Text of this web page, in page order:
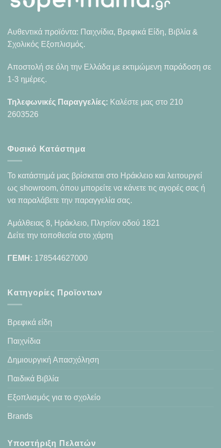
Αυθεντικά προϊόντα: Παιχνίδια, Βρεφικά Είδη, Βιβλία &
Σχολικός Εξοπλισμός.
Αποστολή σε όλη την Ελλάδα με εκτιμώμενη παράδοση σε
1-3 ημέρες.
Τηλεφωνικές Παραγγελίες: Καλέστε μας στο 210
2603526
Φυσικό Κατάστημα
Το κατάστημά μας βρίσκεται στο Ηράκλειο και λειτουργεί
ως showroom, όπου μπορείτε να κάνετε τις αγορές σας ή
να παραλάβετε την παραγγελία σας.
Αμάλθειας 8, Ηράκλειο, Πλησίον οδού 1821
Δείτε την τοποθεσία στο χάρτη
ΓΕΜΗ: 178544627000
Κατηγορίες Προϊοντων
Βρεφικά είδη
Παιχνίδια
Δημιουργική Απασχόληση
Παιδικά Βιβλία
Εξοπλισμός για το σχολείο
Brands
Υποστήριξη Πελατών